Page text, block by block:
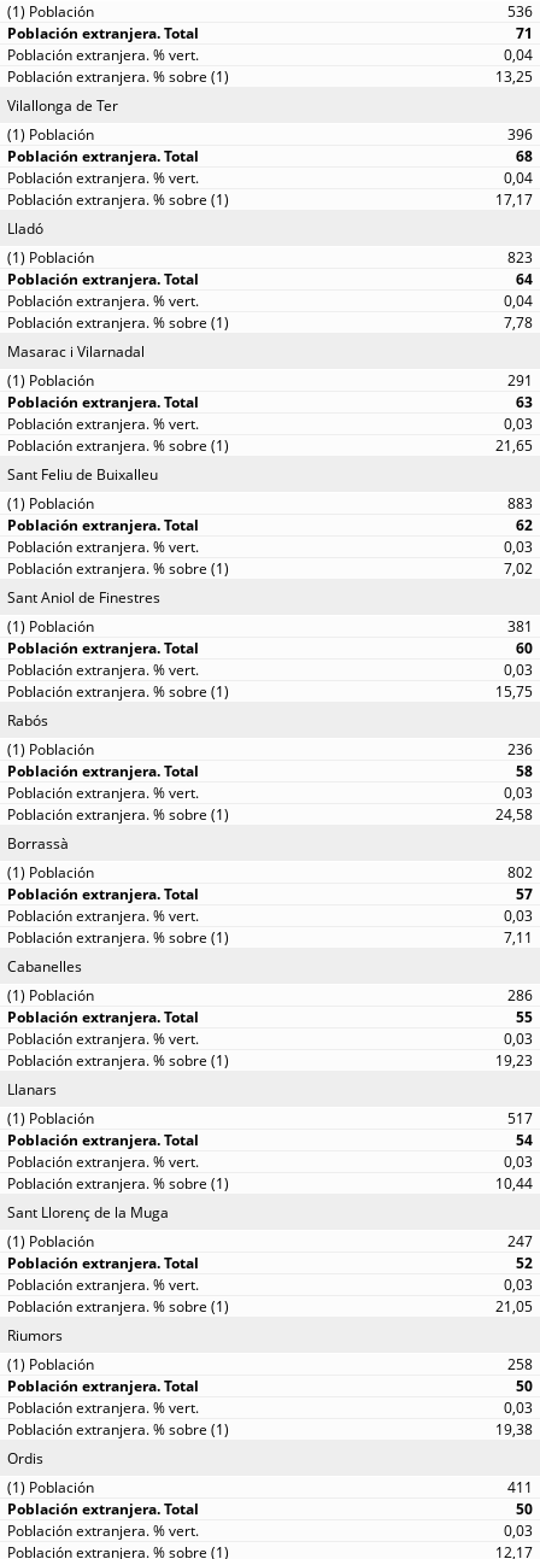
536
71
0,04
13,25
Vilallonga de Ter
396
68
0,04
17,17
Lladó
823
64
0,04
7,78
Masarac i Vilarnadal
291
63
0,03
21,65
Sant Feliu de Buixalleu
883
62
0,03
7,02
Sant Aniol de Finestres
381
60
0,03
15,75
Rabós
236
58
0,03
24,58
Borrassà
802
57
0,03
7,11
Cabanelles
286
55
0,03
19,23
Llanars
517
54
0,03
10,44
Sant Llorenç de la Muga
247
52
0,03
21,05
Riumors
258
50
0,03
19,38
Ordis
411
50
0,03
12,17